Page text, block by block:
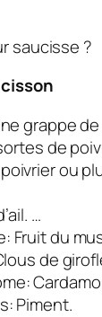
saucisse ?
grappe
de
ou
…
Fruit du
de
Piment.